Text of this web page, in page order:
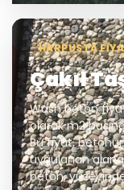
HARPUSTA
Çakıl
Wash beton
olarak m2
Bu fiyat,
uygulanan
beton,